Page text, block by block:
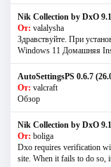
Nik Collection by DxO
От: valalysha
Здравствуйте. При
Windows 11 Домашняя
AutoSettingsPS 0.6.7
От: valcraft
Обзор
Nik Collection by DxO
От: boliga
Dxo requires verification
site. When it fails to do so,